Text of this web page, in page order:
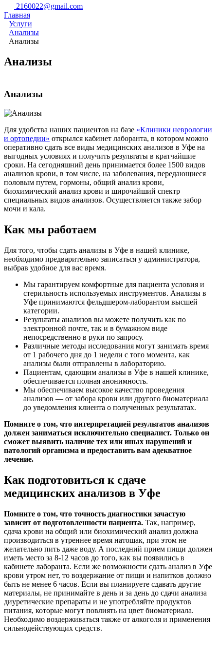
2160022@gmail.com
Главная
Услуги
Анализы
Анализы
Анализы
Анализы
Для удобства наших пациентов на базе «Клиники неврологии
и ортопедии» открылся кабинет лаборанта, в котором можно
оперативно сдать все виды медицинских анализов в Уфе на
выгодных условиях и получить результаты в кратчайшие
сроки. На сегодняшний день принимается более 1500 видов
анализов крови, в том числе, на заболевания, передающиеся
половым путем, гормоны, общий анализ крови,
биохимический анализ крови и широчайший спектр
специальных видов анализов. Осуществляется также забор
мочи и кала.
Как мы работаем
Для того, чтобы сдать анализы в Уфе в нашей клинике,
необходимо предварительно записаться у администратора,
выбрав удобное для вас время.
Мы гарантируем комфортные для пациента условия и
стерильность используемых инструментов. Анализы в
Уфе принимаются фельдшером-лаборантом высшей
категории.
Результаты анализов вы можете получить как по
электронной почте, так и в бумажном виде
непосредственно в руки по запросу.
Различные методы исследования могут занимать время
от 1 рабочего дня до 1 недели с того момента, как
анализы были отправлены в лабораторию.
Пациентам, сдающим анализы в Уфе в нашей клинике,
обеспечивается полная анонимность.
Мы обеспечиваем высокое качество проведения
анализов — от забора крови или другого биоматериала
до уведомления клиента о полученных результатах.
Помните о том, что интерпретацией результатов анализов
должен заниматься исключительно специалист. Только он
сможет выявить наличие тех или иных нарушений и
патологий организма и предоставить вам адекватное
лечение.
Как подготовиться к сдаче
медицинских анализов в Уфе
Помните о том, что точность диагностики зачастую
зависит от подготовленности пациента. Так, например,
сдача крови на общий или биохимический анализ должна
производиться в утреннее время натощак, при этом не
желательно пить даже воду. А последний прием пищи должен
иметь место за 8-12 часов до того, как вы появились в
кабинете лаборанта. Если же возможности сдать анализ в Уфе
крови утром нет, то воздержание от пищи и напитков должно
быть не менее 6 часов. Если вы планируете сдавать другие
материалы, не принимайте в день и за день до сдачи анализа
диуретические препараты и не употребляйте продуктов
питания, которые могут повлиять на цвет биоматериала.
Необходимо воздерживаться также от алкоголя и применения
сильнодействующих средств.